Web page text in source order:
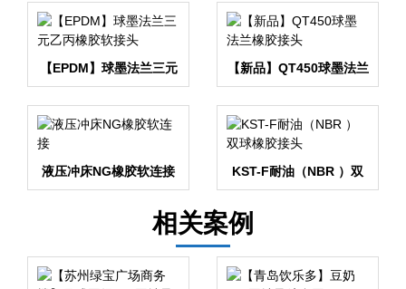
【EPDM】球墨法兰三元
乙丙橡胶软接头
【新品】QT450球墨法兰
橡胶接头
液压冲床NG橡胶软连接
KST-F耐油（NBR ）双
球橡胶接头
相关案例